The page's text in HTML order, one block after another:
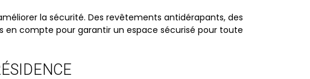
la sécurité. Des revêtements antidérapants, des
en compte pour garantir un espace sécurisé pour toute